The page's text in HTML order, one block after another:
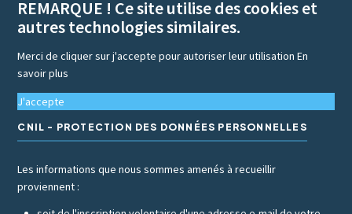
REMARQUE ! Ce site utilise des cookies et
autres technologies similaires.
Merci de cliquer sur j'accepte pour autoriser leur utilisationEn
savoir plus
J'accepte
CNIL - PROTECTION DES DONNÉES PERSONNELLES
Les informations que nous sommes amenés à recueillir
proviennent :